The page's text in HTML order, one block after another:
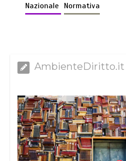
Nazionale Normativa
AmbienteDiritto.it